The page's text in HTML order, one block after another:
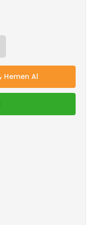
Hemen Al